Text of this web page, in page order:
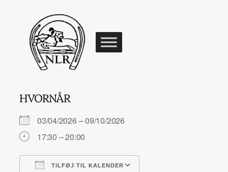
indhold
HVORNÅR
03/04/2026 – 09/10/2026
17:30 – 20:00
TILFØJ TIL KALENDER